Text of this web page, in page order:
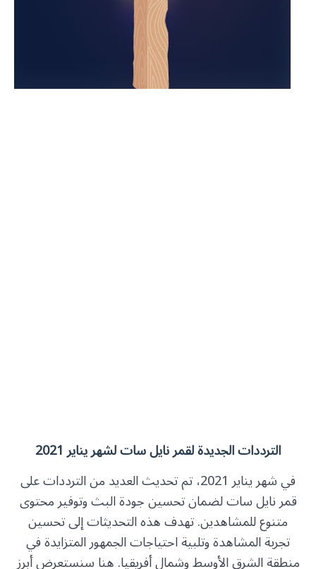
الترددات الجديدة لقمر نايل سات لشهر يناير 2021
في شهر يناير 2021، تم تحديث العديد من الترددات على
قمر نايل سات لضمان تحسين جودة البث وتوفير محتوى
متنوع للمشاهدين. تهدف هذه التحديثات إلى تحسين
تجربة المشاهدة وتلبية احتياجات الجمهور المتزايدة في
منطقة الشرق الأوسط وشمال أفريقيا. هنا سنستعرض أبرز